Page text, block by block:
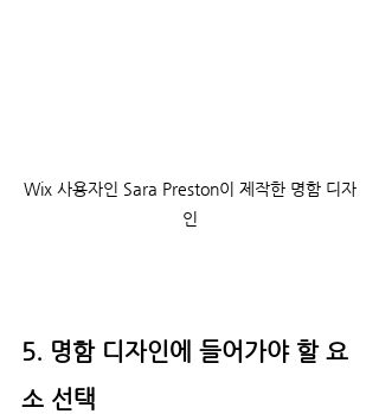
Wix 사용자인 Sara Preston이 제작한 명함 디자
인
5. 명함 디자인에 들어가야 할 요
소 선택